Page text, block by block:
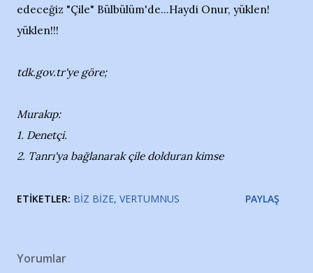
edeceğiz "Çile" Bülbülüm'de...Haydi Onur, yüklen!
yüklen!!!
tdk.gov.tr'ye göre;
Murakıp:
1. Denetçi.
2. Tanrı'ya bağlanarak çile dolduran kimse
ETIKETLER: BIZ BIZE VERTUMNUS PAYLAŞ
Yorumlar